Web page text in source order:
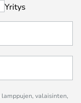
Yritys
valaisinten,